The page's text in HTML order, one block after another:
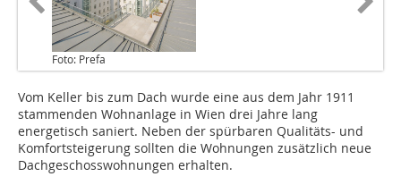
Foto: Prefa
Vom Keller bis zum Dach wurde eine aus dem Jahr 1911
stammenden Wohnanlage in Wien drei Jahre lang
energetisch saniert. Neben der spürbaren Qualitäts- und
Komfortsteigerung sollten die Wohnungen zusätzlich neue
Dachgeschosswohnungen erhalten.